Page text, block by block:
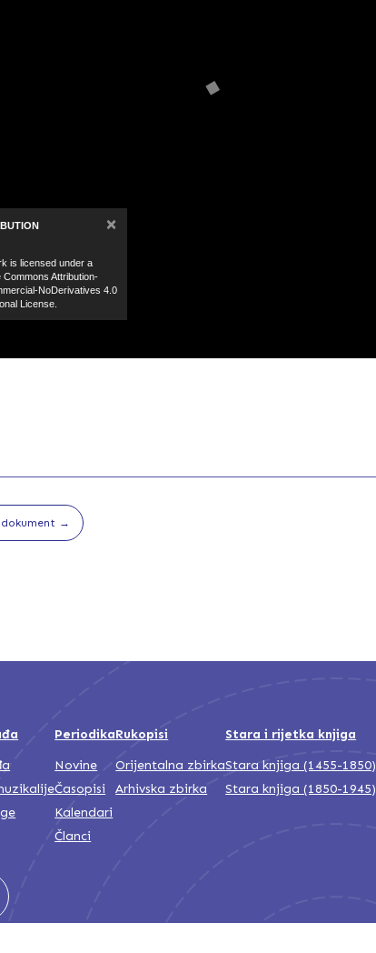
×
is licensed under a
Commons Attribution-
NoDerivatives 4.0
License.
dokument →
Periodika
Novine
Časopisi
Kalendari
Članci
Rukopisi
Orijentalna zbirka
Arhivska zbirka
Stara i rijetka knjiga
Stara knjiga (1455-1850)
Stara knjiga (1850-1945)